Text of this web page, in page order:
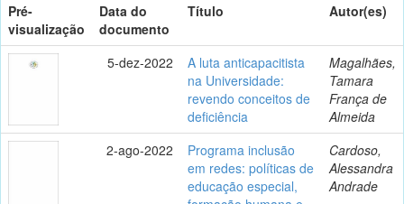
Pré-
visualização
Data do
documento
Título Autor(es)
5-dez-2022
A luta anticapacitista
na Universidade:
revendo conceitos de
deficiência
Magalhães,
Tamara
França de
Almeida
2-ago-2022
Programa inclusão
em redes: políticas de
educação especial,
Cardoso,
Alessandra
Andrade